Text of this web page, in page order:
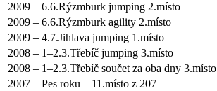
2009 – 6.6.Rýzmburk jumping 2.místo
2009 – 6.6.Rýzmburk agility 2.místo
2009 – 4.7.Jihlava jumping 1.místo
2008 – 1–2.3.Třebíč jumping 3.místo
2008 – 1–2.3.Třebíč součet za oba dny 3.místo
2007 – Pes roku – 11.místo z 207